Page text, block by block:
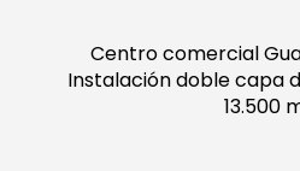
Centro comercial
Instalación doble capa
13.500